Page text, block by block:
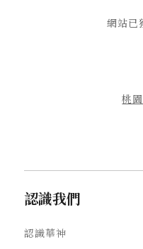
網站已
桃
認識我們
認識華神